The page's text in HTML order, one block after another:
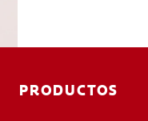
PRODUCTOS